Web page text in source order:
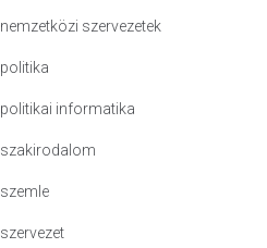
nemzetközi szervezetek
politika
politikai informatika
szakirodalom
szemle
szervezet